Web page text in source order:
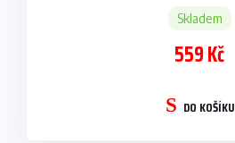
Skladem
559 Kč
DO KOŠÍKU